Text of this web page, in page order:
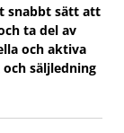
snabbt sätt att
ta del av
och aktiva
säljledning